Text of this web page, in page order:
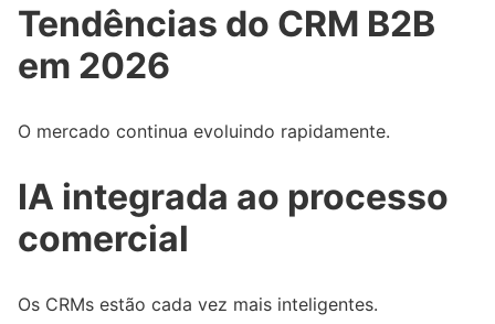
Tendências do CRM B2B
em 2026
O mercado continua evoluindo rapidamente.
IA integrada ao processo
comercial
Os CRMs estão cada vez mais inteligentes.